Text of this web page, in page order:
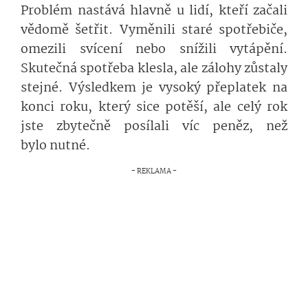
Problém nastává hlavně u lidí, kteří začali
vědomě šetřit. Vyměnili staré spotřebiče,
omezili svícení nebo snížili vytápění.
Skutečná spotřeba klesla, ale zálohy zůstaly
stejné. Výsledkem je vysoký přeplatek na
konci roku, který sice potěší, ale celý rok
jste zbytečně posílali víc peněz, než
bylo nutné.